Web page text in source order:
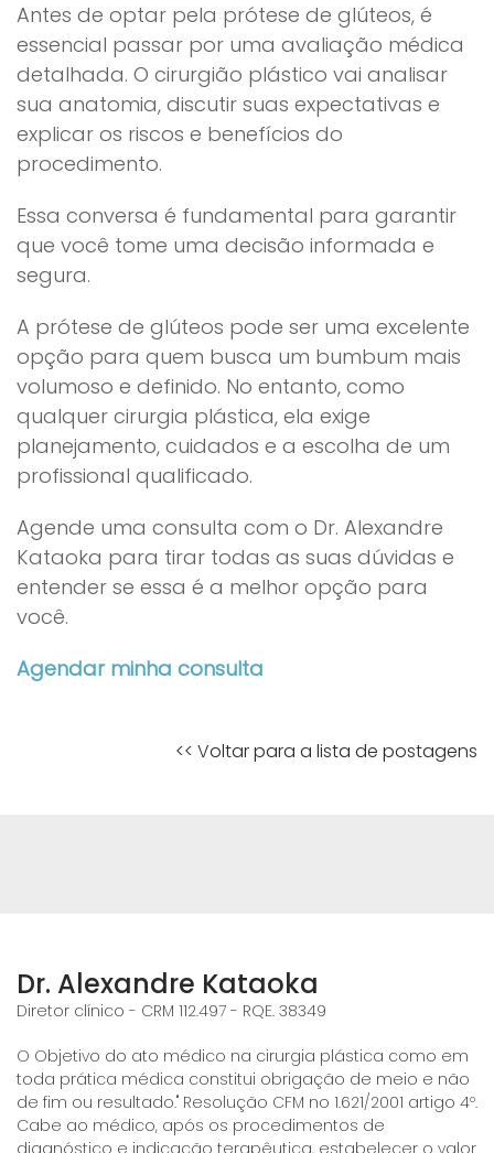
Antes de optar pela prótese de glúteos, é
essencial passar por uma avaliação médica
detalhada. O cirurgião plástico vai analisar
sua anatomia, discutir suas expectativas e
explicar os riscos e benefícios do
procedimento.
Essa conversa é fundamental para garantir
que você tome uma decisão informada e
segura.
A prótese de glúteos pode ser uma excelente
opção para quem busca um bumbum mais
volumoso e definido. No entanto, como
qualquer cirurgia plástica, ela exige
planejamento, cuidados e a escolha de um
profissional qualificado.
Agende uma consulta com o Dr. Alexandre
Kataoka para tirar todas as suas dúvidas e
entender se essa é a melhor opção para
você.
Agendar minha consulta
<< Voltar para a lista de postagens
Dr. Alexandre Kataoka
Diretor clínico - CRM 112.497 - RQE. 38349
O Objetivo do ato médico na cirurgia plástica como em
toda prática médica constitui obrigação de meio e não
de fim ou resultado." Resolução CFM no 1.621/2001 artigo 4º.
Cabe ao médico, após os procedimentos de